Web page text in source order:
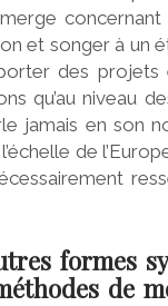
et songer à un
des
qu’au niveau
jamais en son
de
formes
de